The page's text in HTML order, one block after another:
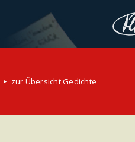
zur Übersicht Gedichte